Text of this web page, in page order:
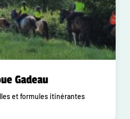
Gadeau
et formules itinérantes